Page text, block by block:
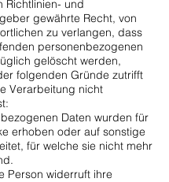
Richtlinien- und
gewährte Recht, von
zu verlangen, dass
personenbezogenen
gelöscht werden,
folgenden Gründe zutrifft
Verarbeitung nicht
Daten wurden für
erhoben oder auf sonstige
für welche sie nicht mehr
Person widerruft ihre